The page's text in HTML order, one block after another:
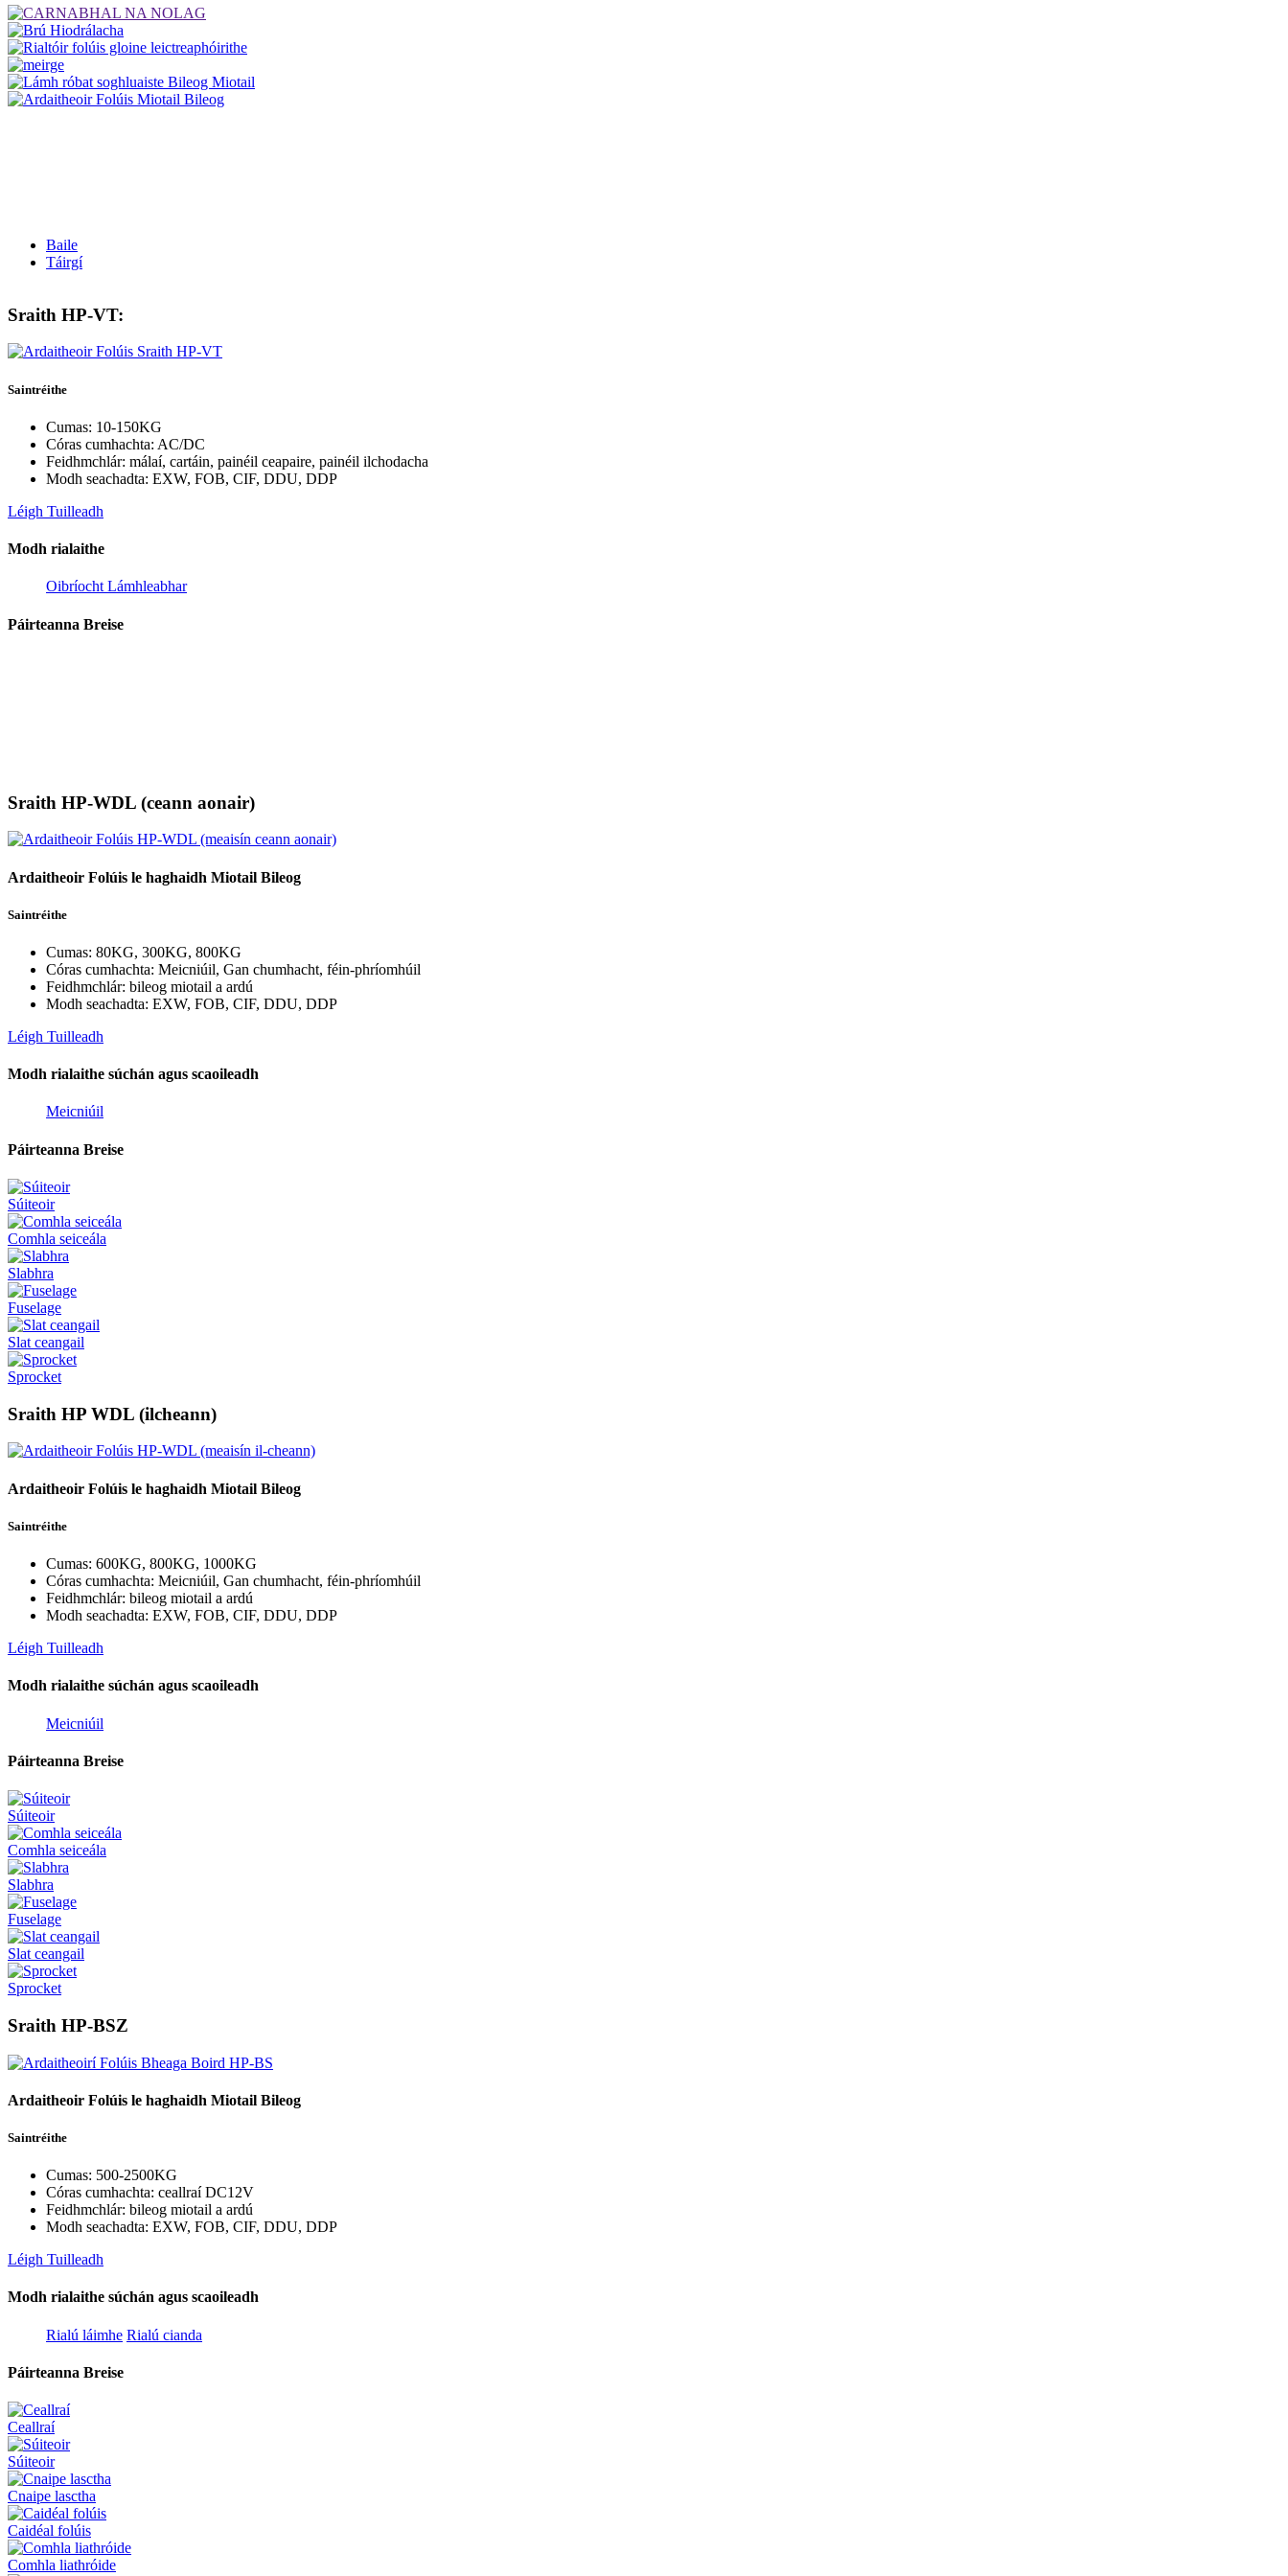
Baile
Táirgí
Sraith HP-VT:
Saintréithe
Cumas: 10-150KG
Córas cumhachta: AC/DC
Feidhmchlár: málaí, cartáin, painéil ceapaire, painéil ilchodacha
Modh seachadta: EXW, FOB, CIF, DDU, DDP
Léigh Tuilleadh
Modh rialaithe
Oibríocht Lámhleabhar
Páirteanna Breise
Sraith HP-WDL (ceann aonair)
Ardaitheoir Folúis le haghaidh Miotail Bileog
Saintréithe
Cumas: 80KG, 300KG, 800KG
Córas cumhachta: Meicniúil, Gan chumhacht, féin-phríomhúil
Feidhmchlár: bileog miotail a ardú
Modh seachadta: EXW, FOB, CIF, DDU, DDP
Léigh Tuilleadh
Modh rialaithe súchán agus scaoileadh
Meicniúil
Páirteanna Breise
Súiteoir
Comhla seiceála
Slabhra
Fuselage
Slat ceangail
Sprocket
Sraith HP WDL (ilcheann)
Ardaitheoir Folúis le haghaidh Miotail Bileog
Saintréithe
Cumas: 600KG, 800KG, 1000KG
Córas cumhachta: Meicniúil, Gan chumhacht, féin-phríomhúil
Feidhmchlár: bileog miotail a ardú
Modh seachadta: EXW, FOB, CIF, DDU, DDP
Léigh Tuilleadh
Modh rialaithe súchán agus scaoileadh
Meicniúil
Páirteanna Breise
Súiteoir
Comhla seiceála
Slabhra
Fuselage
Slat ceangail
Sprocket
Sraith HP-BSZ
Ardaitheoir Folúis le haghaidh Miotail Bileog
Saintréithe
Cumas: 500-2500KG
Córas cumhachta: ceallraí DC12V
Feidhmchlár: bileog miotail a ardú
Modh seachadta: EXW, FOB, CIF, DDU, DDP
Léigh Tuilleadh
Modh rialaithe súchán agus scaoileadh
Rialú láimhe Rialú cianda
Páirteanna Breise
Ceallraí
Súiteoir
Cnaipe lasctha
Caidéal folúis
Comhla liathróide